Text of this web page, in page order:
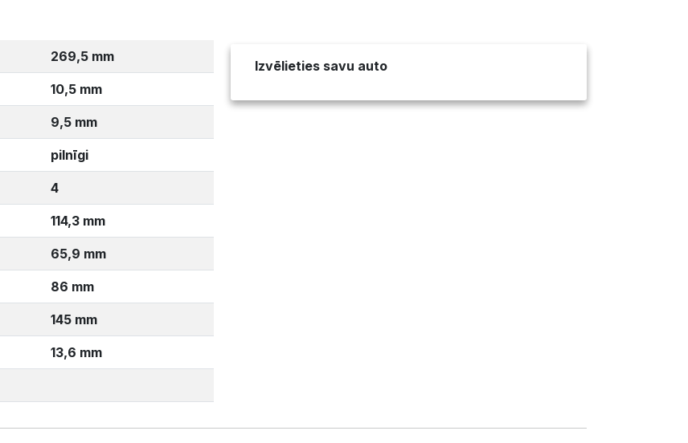
269,5 mm
10,5 mm
9,5 mm
pilnīgi
4
114,3 mm
65,9 mm
86 mm
145 mm
13,6 mm
Izvēlieties savu auto